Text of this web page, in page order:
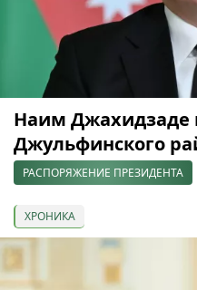
Наим Джахидзаде
Джульфинского
РАСПОРЯЖЕНИЕ ПРЕЗИДЕНТА
ХРОНИКА